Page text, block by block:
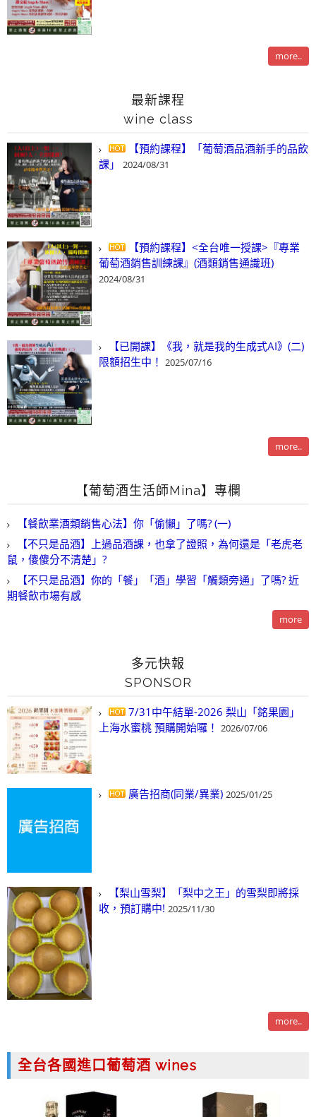
more..
最新課程
wine class
【預約課程】「葡萄酒品酒新手的品飲
課」
2024/08/31
【預約課程】<全台唯一授課>『專業
葡萄酒銷售訓練課』(酒類銷售通識班)
2024/08/31
【已開課】《我，就是我的生成式AI》(二)
限額招生中！ 2025/07/16
more..
【葡萄酒生活師Mina】專欄
【餐飲業酒類銷售心法】你「偷懶」了嗎? (一)
【不只是品酒】上過品酒課，也拿了證照，為何還是「老虎老
鼠，傻傻分不清楚」?
【不只是品酒】你的「餐」「酒」學習「觸類旁通」了嗎? 近
期餐飲市場有感
more
多元快報
SPONSOR
7/31中午結單-2026 梨山「銘果園」
上海水蜜桃 預購開始囉！ 2026/07/06
廣告招商(同業/異業) 2025/01/25
【梨山雪梨】「梨中之王」的雪梨即將採
收，預訂購中! 2025/11/30
more..
全台各國進口葡萄酒 wines